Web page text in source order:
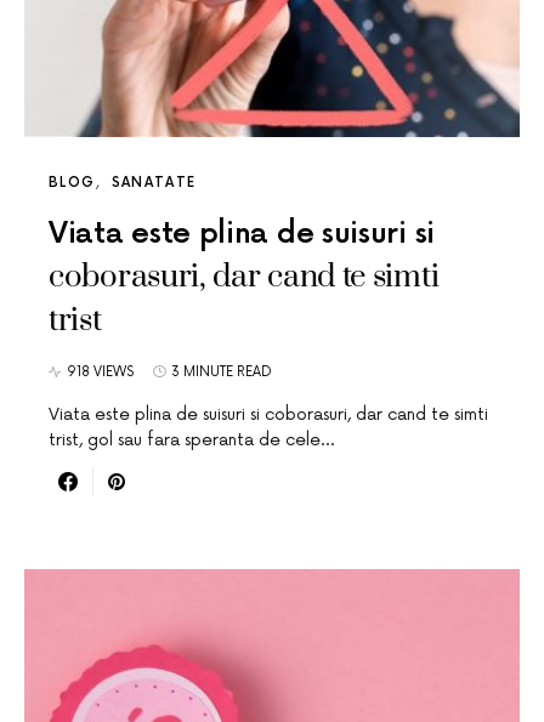
BLOG SANATATE
Viata este plina de suisuri si
coborasuri, dar cand te simti
trist
918 VIEWS 3 MINUTE READ
Viata este plina de suisuri si coborasuri, dar cand te simti
trist, gol sau fara speranta de cele…